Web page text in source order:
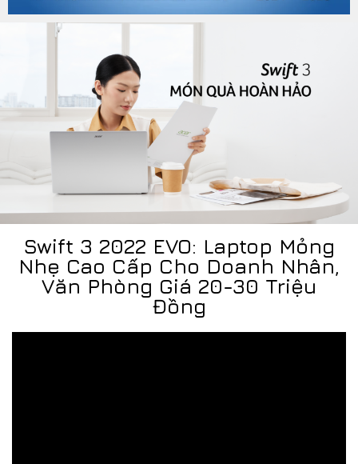
Swift 3 2022 EVO: Laptop Mỏng
Nhẹ Cao Cấp Cho Doanh Nhân,
Văn Phòng Giá 20-30 Triệu
Đồng